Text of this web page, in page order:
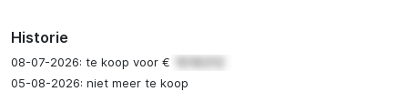
Historie
08-07-2026: te koop voor €
05-08-2026: niet meer te koop